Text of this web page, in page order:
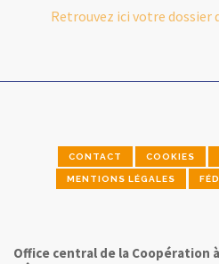
Retrouvez ici votre dossier
CONTACT COOKIES
MENTIONS LÉGALES
Office central de la Coopération